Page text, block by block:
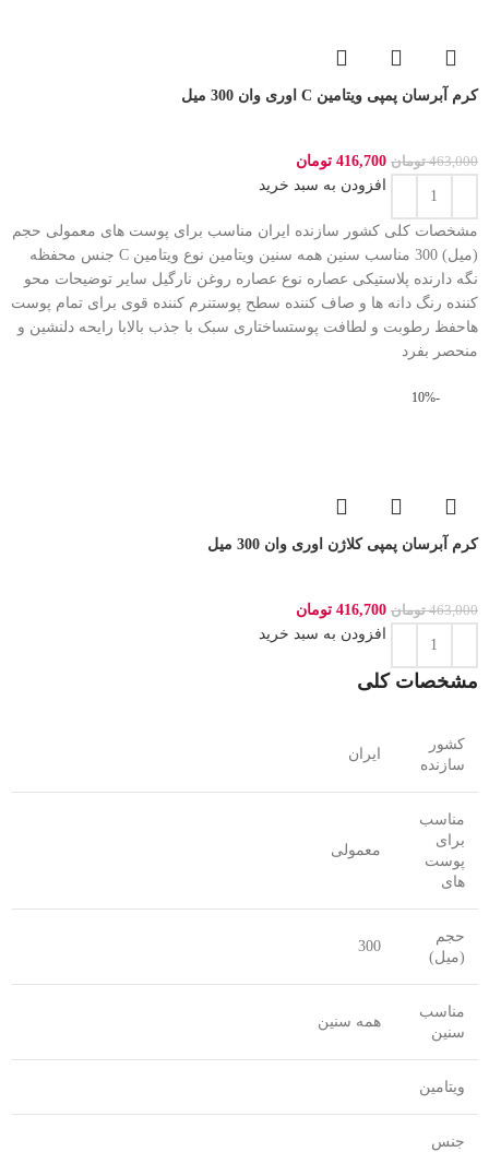
کرم آبرسان پمپی ویتامین C اوری وان 300 میل
463,000 تومان 416,700 تومان
افزودن به سبد خرید
مشخصات کلی کشور سازنده ایران مناسب برای پوست های معمولی حجم
(میل) 300 مناسب سنین همه سنین ویتامین نوع ویتامین C جنس محفظه
نگه دارنده پلاستیکی عصاره نوع عصاره روغن نارگیل سایر توضیحات محو
کننده رنگ دانه ها و صاف کننده سطح پوستنرم کننده قوی برای تمام پوست
هاحفظ رطوبت و لطافت پوستساختاری سبک با جذب بالابا رایحه دلنشین و
منحصر بفرد
-10%
کرم آبرسان پمپی کلاژن اوری وان 300 میل
463,000 تومان 416,700 تومان
افزودن به سبد خرید
مشخصات کلی
کشور
سازنده
ایران
مناسب
برای
پوست
های
معمولی
حجم
(میل)
300
مناسب
سنین
همه سنین
ویتامین
جنس